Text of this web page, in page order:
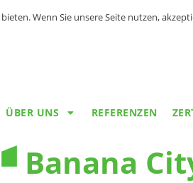
Wenn Sie unsere Seite nutzen,
ÜBER UNS REFERENZEN
Banana